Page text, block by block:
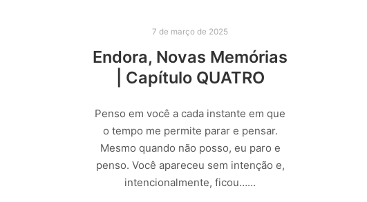
7 de março de 2025
Endora, Novas Memórias
| Capítulo QUATRO
Penso em você a cada instante em que
o tempo me permite parar e pensar.
Mesmo quando não posso, eu paro e
penso. Você apareceu sem intenção e,
intencionalmente, ficou……